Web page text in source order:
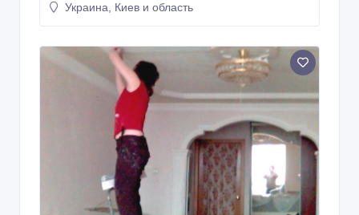
Украина, Киев и область